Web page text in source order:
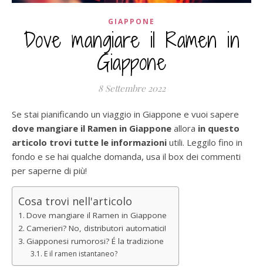
GIAPPONE
Dove mangiare il Ramen in
Giappone
8 Settembre 2022
Se stai pianificando un viaggio in Giappone e vuoi sapere
dove mangiare il Ramen in Giappone allora in questo
articolo trovi tutte le informazioni utili. Leggilo fino in
fondo e se hai qualche domanda, usa il box dei commenti
per saperne di più!
Cosa trovi nell'articolo
Dove mangiare il Ramen in Giappone
Camerieri? No, distributori automatici!
Giapponesi rumorosi? É la tradizione
E il ramen istantaneo?